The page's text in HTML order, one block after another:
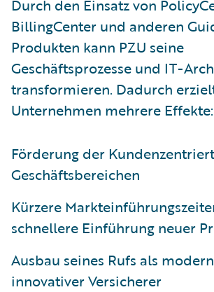
Durch den Einsatz von
BillingCenter und anderen
Produkten kann PZU seine
Geschäftsprozesse und IT-
transformieren. Dadurch
Unternehmen mehrere Effekte:
Förderung der
Geschäftsbereichen
Kürzere
schnellere Einführung neuer
Ausbau seines Rufs als
innovativer Versicherer